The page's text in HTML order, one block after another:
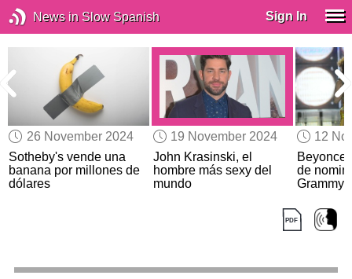
News in Slow Spanish Sign In
26 November 2024
Sotheby's vende una
banana por millones de
dólares
19 November 2024
John Krasinski, el
hombre más sexy del
mundo
12
Beyonce
de
Grammy